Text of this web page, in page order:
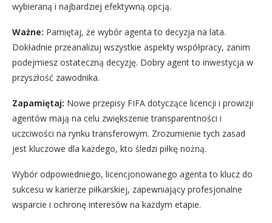
wybieraną i najbardziej efektywną opcją.
Ważne: Pamiętaj, że wybór agenta to decyzja na lata.
Dokładnie przeanalizuj wszystkie aspekty współpracy, zanim
podejmiesz ostateczną decyzję. Dobry agent to inwestycja w
przyszłość zawodnika.
Zapamiętaj: Nowe przepisy FIFA dotyczące licencji i prowizji
agentów mają na celu zwiększenie transparentności i
uczciwości na rynku transferowym. Zrozumienie tych zasad
jest kluczowe dla każdego, kto śledzi piłkę nożną.
Wybór odpowiedniego, licencjonowanego agenta to klucz do
sukcesu w karierze piłkarskiej, zapewniający profesjonalne
wsparcie i ochronę interesów na każdym etapie.